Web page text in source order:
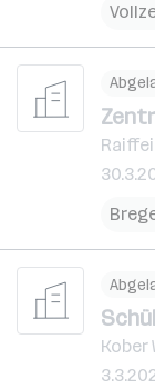
Kober